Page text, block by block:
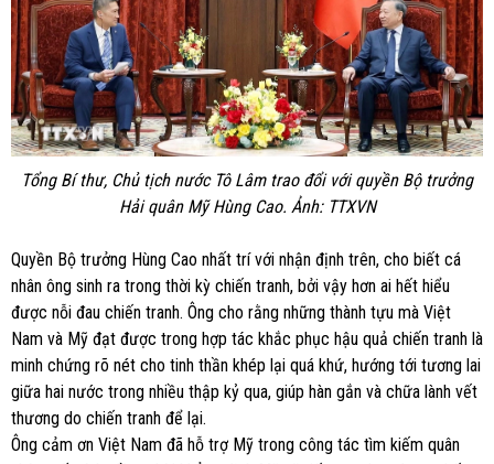
Tổng Bí thư, Chủ tịch nước Tô Lâm trao đổi với quyền Bộ trưởng
Hải quân Mỹ Hùng Cao. Ảnh: TTXVN
Quyền Bộ trưởng Hùng Cao nhất trí với nhận định trên, cho biết cá
nhân ông sinh ra trong thời kỳ chiến tranh, bởi vậy hơn ai hết hiểu
được nỗi đau chiến tranh. Ông cho rằng những thành tựu mà Việt
Nam và Mỹ đạt được trong hợp tác khắc phục hậu quả chiến tranh là
minh chứng rõ nét cho tinh thần khép lại quá khứ, hướng tới tương lai
giữa hai nước trong nhiều thập kỷ qua, giúp hàn gắn và chữa lành vết
thương do chiến tranh để lại.
Ông cảm ơn Việt Nam đã hỗ trợ Mỹ trong công tác tìm kiếm quân